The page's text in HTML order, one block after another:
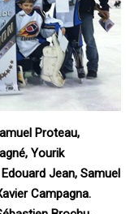
Proteau,
Yourik
Jean, Samuel
Campagna.